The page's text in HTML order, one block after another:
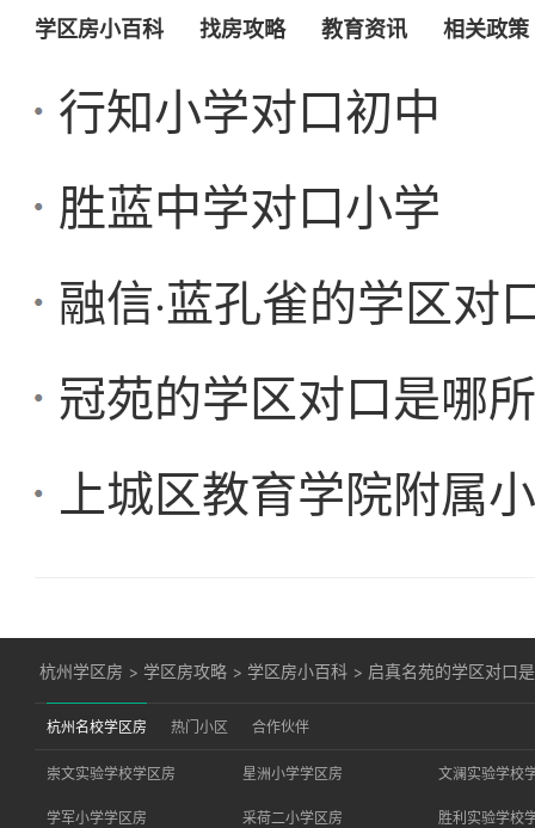
学区房小百科 找房攻略 教育资讯 相关政策
行知小学对口初中
胜蓝中学对口小学
融信·蓝孔雀的学区对
冠苑的学区对口是哪
上城区教育学院附属
杭州学区房 > 学区房攻略 > 学区房小百科 > 启真名苑的学区对口
杭州名校学区房 热门小区 合作伙伴
崇文实验学校学区房 星洲小学学区房 文澜实验学校
学军小学学区房 采荷二小学区房 胜利实验学校